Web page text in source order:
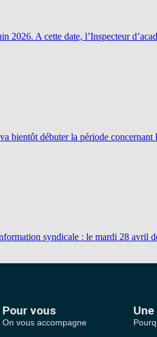
A cette date, l’Inspecteur
bientôt débuter la période
syndicale : le mardi 28
Pour vous
On vous accompagne